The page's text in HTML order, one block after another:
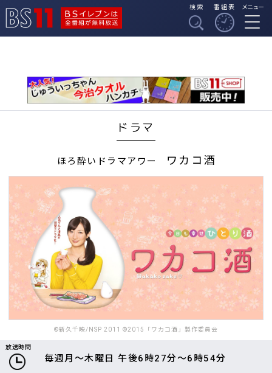
BSイレブンは全番組
検索 番組表 メニュー
ドラマ
ほろ酔いドラマアワー ワカコ酒
©新久千映/NSP 2011 ©2015「ワカコ酒」製作委員会
放送時間
毎週月～木曜日 午後6時27分～6時54分